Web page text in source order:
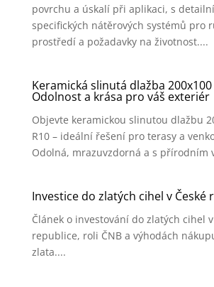
povrchu a úskalí při aplikaci, s
specifických nátěrových systémů pro
prostředí a požadavky na životnost....
Keramická slinutá dlažba 200x100
Odolnost a krása pro váš exteriér
Objevte keramickou slinutou dlažbu
R10 – ideální řešení pro terasy a
Odolná, mrazuvzdorná a s přírodním
Investice do zlatých cihel v České
Článek o investování do zlatých cihel v
republice, roli ČNB a výhodách
zlata....